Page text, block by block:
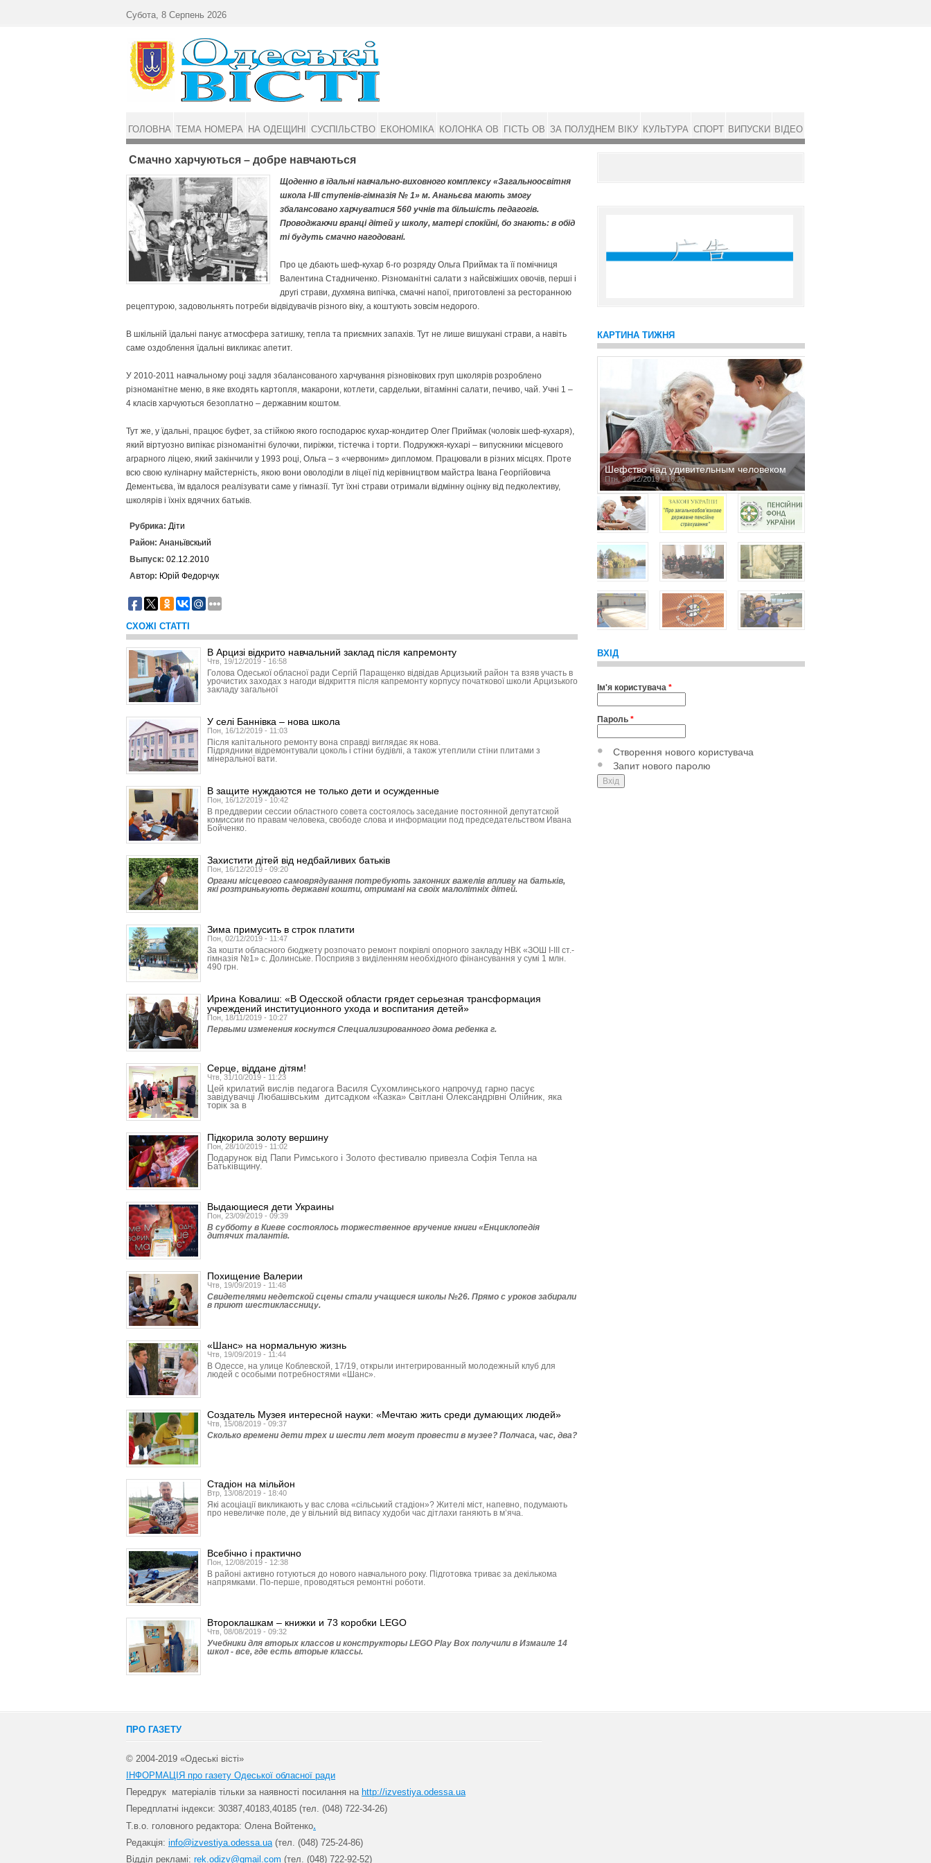
Смачно харчуються – добре навчаються
Щоденно в їдальні навчально-виховного комплексу «Загальноосвітня
школа І-ІІІ ступенів-гімназія № 1» м. Ананьєва мають змогу
збалансовано харчуватися 560 учнів та більшість педагогів.
Проводжаючи вранці дітей у школу, матері спокійні, бо знають: в обід
ті будуть смачно нагодовані.
Про це дбають шеф-кухар 6-го розряду Ольга Приймак та її помічниця
Валентина Стадниченко. Різноманітні салати з найсвіжіших овочів, перші і
другі страви, духмяна випічка, смачні напої, приготовлені за ресторанною
рецептурою, задовольнять потреби відвідувачів різного віку, а коштують зовсім недорого.
В шкільній їдальні панує атмосфера затишку, тепла та приємних запахів. Тут не лише вишукані страви, а навіть
саме оздоблення їдальні викликає апетит.
У 2010-2011 навчальному році задля збалансованого харчування різновікових груп школярів розроблено
різноманітне меню, в яке входять картопля, макарони, котлети, сардельки, вітамінні салати, печиво, чай. Учні 1 –
4 класів харчуються безоплатно – державним коштом.
Тут же, у їдальні, працює буфет, за стійкою якого господарює кухар-кондитер Олег Приймак (чоловік шеф-кухаря),
який віртуозно випікає різноманітні булочки, пиріжки, тістечка і торти. Подружжя-кухарі – випускники місцевого
аграрного ліцею, який закінчили у 1993 році, Ольга – з «червоним» дипломом. Працювали в різних місцях. Проте
всю свою кулінарну майстерність, якою вони оволоділи в ліцеї під керівництвом майстра Івана Георгійовича
Дементьєва, їм вдалося реалізувати саме у гімназії. Тут їхні страви отримали відмінну оцінку від педколективу,
школярів і їхніх вдячних батьків.
Рубрика: Діти
Район: Ананьївскьий
Выпуск: 02.12.2010
Автор: Юрій Федорчук
СХОЖІ СТАТТІ
В Арцизі відкрито навчальний заклад після капремонту
Чтв, 19/12/2019 - 16:58
Голова Одеської обласної ради Сергій Паращенко відвідав Арцизький район та взяв участь в
урочистих заходах з нагоди відкриття після капремонту корпусу початкової школи Ар­цизького
закладу загальної
У селі Баннівка – нова школа
Пон, 16/12/2019 - 11:03
Після капітального ремонту вона справді виглядає як нова.
Підрядники відремонтували цоколь і стіни будівлі, а також утеплили стіни плитами з
мінеральної вати.
В защите нуждаются не только дети и осужденные
Пон, 16/12/2019 - 10:42
В преддверии сессии областного совета состоялось заседание постоянной депутатской
комиссии по правам человека, свободе слова и информации под председательством Ивана
Бойченко.
Захистити дітей від недбайливих батьків
Пон, 16/12/2019 - 09:20
Органи місцевого самоврядування потребують законних важелів впливу на батьків,
які розтринькують державні кошти, отримані на своїх малолітніх дітей.
Зима примусить в строк платити
Пон, 02/12/2019 - 11:47
За кошти обласного бюджету розпочато ремонт покрівлі опорного закладу НВК «ЗОШ І-ІІІ ст.-
гімназія №1» с. Долинське. Посприяв з виділенням необхідного фінансування у сумі 1 млн.
490 грн.
Ирина Ковалиш: «В Одесской области грядет серьезная трансформация
учреждений институционного ухода и воспитания детей»
Пон, 18/11/2019 - 10:27
Первыми изменения коснутся Специали­зированного дома ребенка г.
Серце, віддане дітям!
Чтв, 31/10/2019 - 11:23
Цей крилатий вислів педагога Василя Сухомлинського напрочуд гарно пасує
завідувачці Любашівським дитсадком «Казка» Світлані Олександрівні Олійник, яка
торік за в
Підкорила золоту вершину
Пон, 28/10/2019 - 11:02
Подарунок від Папи Римського і Золото фестивалю привезла Софія Тепла на
Батьківщину.
Выдающиеся дети Украины
Пон, 23/09/2019 - 09:39
В субботу в Киеве состоялось торжественное вручение книги «Енциклопедія
дитячих талантів.
Похищение Валерии
Чтв, 19/09/2019 - 11:48
Свидетелями недетской сцены стали учащиеся школы №26. Прямо с уроков забирали
в приют шестиклассницу.
«Шанс» на нормальную жизнь
Чтв, 19/09/2019 - 11:44
В Одессе, на улице Коблевской, 17/19, открыли интегрированный молодежный клуб для
людей с особыми потребностями «Шанс».
Создатель Музея интересной науки: «Мечтаю жить среди думающих людей»
Чтв, 15/08/2019 - 09:37
Сколько времени дети трех и шести лет могут провести в музее? Полчаса, час, два?
Стадіон на мільйон
Втр, 13/08/2019 - 18:40
Які асоціації викликають у вас слова «сільський стадіон»? Жителі міст, напевно, подумають
про невеличке поле, де у вільний від випасу худоби час дітлахи ганяють в м’яча.
Всебічно і практично
Пон, 12/08/2019 - 12:38
В районі активно готуються до нового навчального року. Підготовка триває за декількома
напрямками. По-перше, проводяться ремонтні роботи.
Второклашкам – книжки и 73 коробки LEGO
Чтв, 08/08/2019 - 09:32
Учебники для вторых классов и конструкторы LEGO Play Box получили в Измаиле 14
школ - все, где есть вторые классы.
КАРТИНА ТИЖНЯ
Шефство над удивительным человеком
Птн, 20/12/2019 - 16:29
ВХІД
Ім'я користувача *
Пароль *
Створення нового користувача
Запит нового паролю
Субота, 8 Серпень 2026
ГОЛОВНА ТЕМА НОМЕРА НА ОДЕЩИНІ СУСПІЛЬСТВО ЕКОНОМІКА КОЛОНКА ОВ ГІСТЬ ОВ ЗА ПОЛУДНЕМ ВІКУ КУЛЬТУРА СПОРТ ВИПУСКИ ВІДЕО
ПРО ГАЗЕТУ
© 2004-2019 «Одеські вісті»
ІНФОРМАЦІЯ про газету Одеської обласної ради
Передрук матеріалів тільки за наявності посилання на http://izvestiya.odessa.ua
Передплатні індекси: 30387,40183,40185 (тел. (048) 722-34-26)
Т.в.о. головного редактора: Олена Войтенко.
Редакція: info@izvestiya.odessa.ua(тел. (048) 725-24-86)
Відділ рекламі: rek.odizv@gmail.com (тел. (048) 722-92-52)